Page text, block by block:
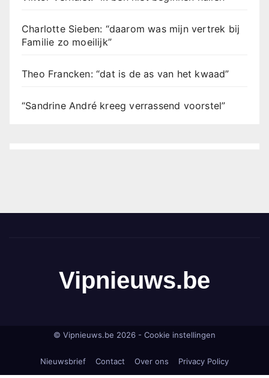
Charlotte Sieben: “daarom was mijn vertrek bij
Familie zo moeilijk”
Theo Francken: “dat is de as van het kwaad”
“Sandrine André kreeg verrassend voorstel”
Vipnieuws.be
© Vipnieuws.be 2026 - Cookie instellingen
Nieuwsbrief Contact Over ons Privacy Policy